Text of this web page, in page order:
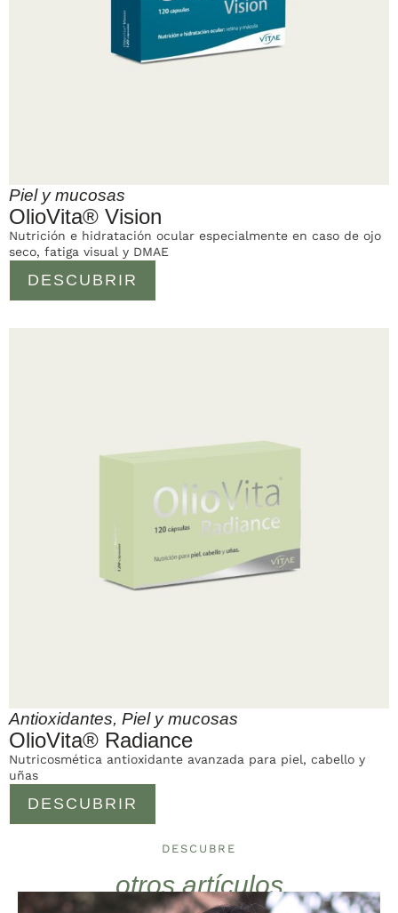
Piel y mucosas
OlioVita® Vision
DESCUBRIR
Nutrición e hidratación ocular especialmente en caso de ojo
seco, fatiga visual y DMAE
Antioxidantes, Piel y mucosas
OlioVita® Radiance
DESCUBRIR
Nutricosmética antioxidante avanzada para piel, cabello y
uñas
DESCUBRE
otros artículos